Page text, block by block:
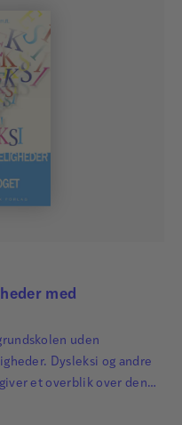
med
uden
Dysleksi og andre
et overblik over den